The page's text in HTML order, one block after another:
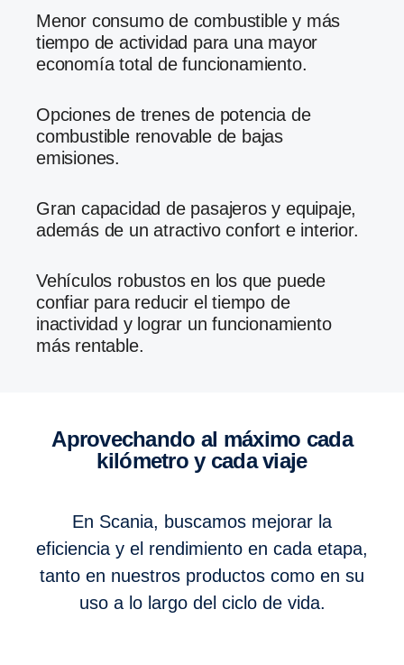
Menor consumo de combustible y más
tiempo de actividad para una mayor
economía total de funcionamiento.
Opciones de trenes de potencia de
combustible renovable de bajas
emisiones.
Gran capacidad de pasajeros y equipaje,
además de un atractivo confort e interior.
Vehículos robustos en los que puede
confiar para reducir el tiempo de
inactividad y lograr un funcionamiento
más rentable.
Aprovechando al máximo cada
kilómetro y cada viaje
En Scania, buscamos mejorar la
eficiencia y el rendimiento en cada etapa,
tanto en nuestros productos como en su
uso a lo largo del ciclo de vida.